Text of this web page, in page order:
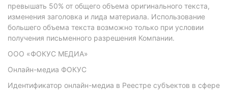
превышать 50% от общего объема оригинального текста,
изменения заголовка и лида материала. Использование
большего объема текста возможно только при условии
получения письменного разрешения Компании.
ООО «ФОКУС МЕДИА»
Онлайн-медиа ФОКУС
Идентификатор онлайн-медиа в Реестре субъектов в сфере